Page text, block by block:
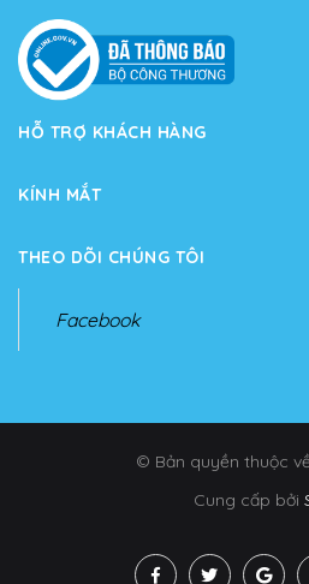
HỖ TRỢ KHÁCH HÀNG
KÍNH MẮT
THEO DÕI CHÚNG TÔI
Facebook
© Bản quyền thuộc về
Cung cấp bởi